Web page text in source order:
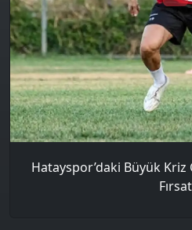
Hatayspor’daki Büyük
Fırsat